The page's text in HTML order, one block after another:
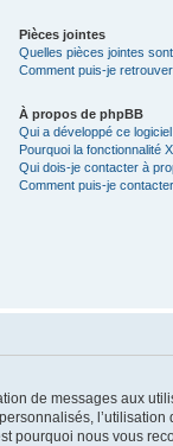
Pièces jointes
Quelles pièces jointes
Comment puis-je
À propos de phpBB
Qui a développé ce
Pourquoi la fonctionnalité
Qui dois-je contacter à
Comment puis-je
de messages aux
pourquoi nous vous